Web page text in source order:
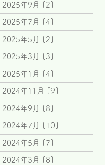
2025年9月 [2]
2025年7月 [4]
2025年5月 [2]
2025年3月 [3]
2025年1月 [4]
2024年11月 [9]
2024年9月 [8]
2024年7月 [10]
2024年5月 [7]
2024年3月 [8]